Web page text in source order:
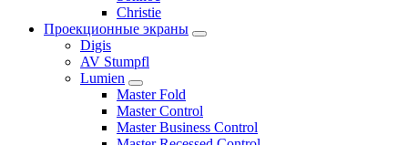
Сhristie
Проекционные экраны
Digis
AV Stumpfl
Lumien
Master Fold
Master Control
Master Business Control